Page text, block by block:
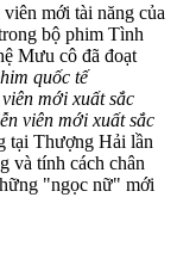
mới tài năng của
bộ phim Tình
Mưu cô đã đoạt
quốc tế
mới xuất sắc
viên mới xuất sắc
tại Thượng Hải lần
và tính cách chân
"ngọc nữ" mới